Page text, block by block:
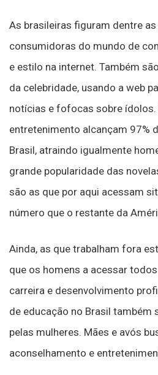
As brasileiras figuram dentre
consumidoras do mundo de
e estilo na internet. Também
da celebridade, usando a web
notícias e fofocas sobre ídolos.
entretenimento alcançam 97%
Brasil, atraindo igualmente
grande popularidade das
são as que por aqui acessam
número que o restante da
Ainda, as que trabalham fora
que os homens a acessar
carreira e desenvolvimento
de educação no Brasil também
pelas mulheres. Mães e avós
aconselhamento e